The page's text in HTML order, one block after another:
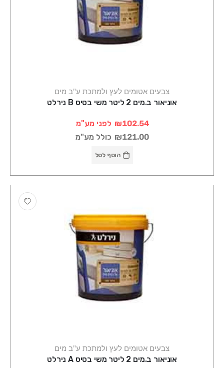
צבעים אטומים לעץ ולמתכת ע"ב מים
אוניאור ב.מים 2 ליטר משי בסיס B נירלט
₪102.54 לפני מע"מ
₪121.00 כולל מע"מ
הוסף לסל
צבעים אטומים לעץ ולמתכת ע"ב מים
אוניאור ב.מים 2 ליטר משי בסיס A נירלט